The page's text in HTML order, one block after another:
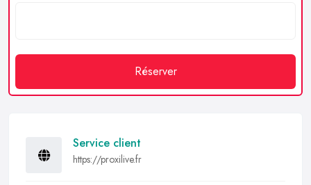
Réserver
Service client
https://proxilive.fr